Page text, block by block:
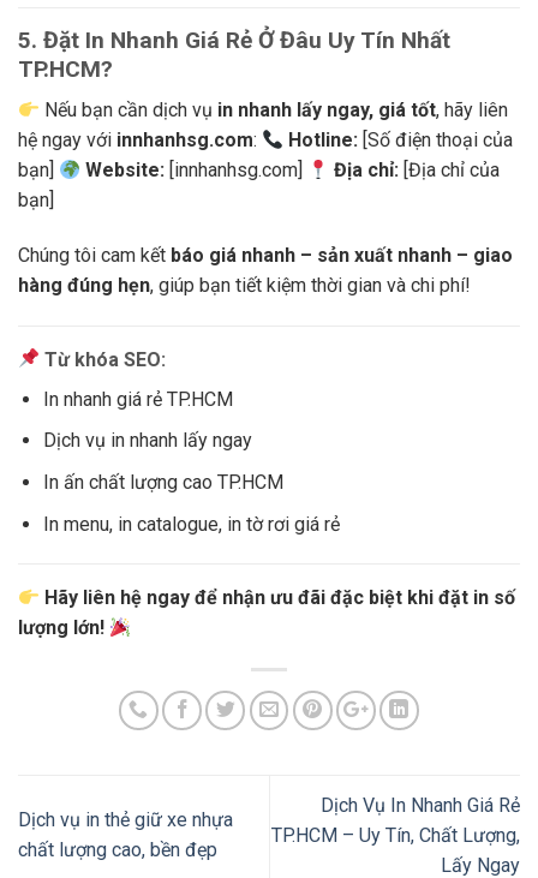
5. Đặt In Nhanh Giá Rẻ Ở Đâu Uy Tín Nhất
TP.HCM?
Nếu bạn cần dịch vụ in nhanh lấy ngay, giá tốt, hãy liên
hệ ngay với innhanhsg.com: Hotline: [Số điện thoại của
bạn]
Website: [innhanhsg.com] Địa chỉ: [Địa chỉ của
bạn]
Chúng tôi cam kết báo giá nhanh – sản xuất nhanh – giao
hàng đúng hẹn, giúp bạn tiết kiệm thời gian và chi phí!
Từ khóa SEO:
In nhanh giá rẻ TP.HCM
Dịch vụ in nhanh lấy ngay
In ấn chất lượng cao TP.HCM
In menu, in catalogue, in tờ rơi giá rẻ
Hãy liên hệ ngay để nhận ưu đãi đặc biệt khi đặt in số
lượng lớn!
Dịch vụ in thẻ giữ xe nhựa
chất lượng cao, bền đẹp
Dịch Vụ In Nhanh Giá Rẻ
TP.HCM – Uy Tín, Chất Lượng,
Lấy Ngay